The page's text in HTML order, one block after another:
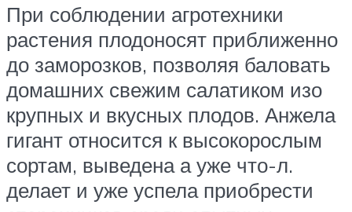
При соблюдении агротехники
растения плодоносят приближенно
до заморозков, позволяя баловать
домашних свежим салатиком изо
крупных и вкусных плодов. Анжела
гигант относится к высокорослым
сортам, выведена а уже что-л.
делает и уже успела приобрести